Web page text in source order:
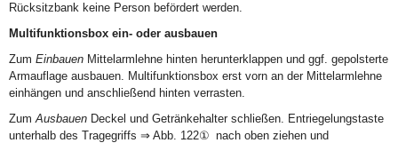
Rücksitzbank keine Person befördert werden.
Multifunktionsbox ein- oder ausbauen
Zum Einbauen Mittelarmlehne hinten herunterklappen und ggf. gepolsterte
Armauflage ausbauen. Multifunktionsbox erst vorn an der Mittelarmlehne
einhängen und anschließend hinten verrasten.
ZumAusbauen Deckel und Getränkehalter schließen. Entriegelungstaste
unterhalb des Tragegriffs ⇒ Abb. 122① nach oben ziehen und